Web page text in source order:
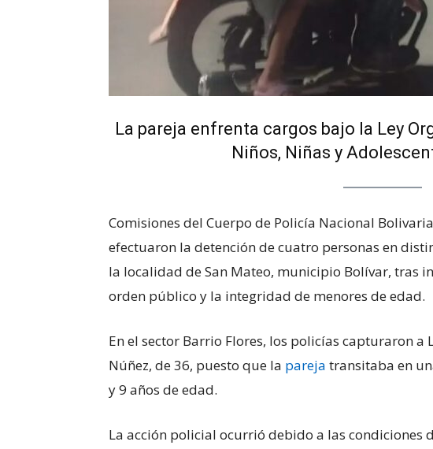
La pareja enfrenta cargos bajo la Ley
Niños, Niñas y
Comisiones del Cuerpo de Policía Nacional
efectuaron la detención de cuatro personas en
la localidad de San Mateo, municipio Bolívar, tras
orden público y la integridad de menores de edad.
En el sector Barrio Flores, los policías capturaron a
Núñez, de 36, puesto que la pareja transitaba en
y 9 años de edad.
La acción policial ocurrió debido a las condiciones